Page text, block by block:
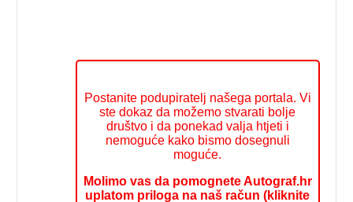
Postanite podupiratelj našega portala. Vi
ste dokaz da možemo stvarati bolje
društvo i da ponekad valja htjeti i
nemoguće kako bismo dosegnuli
moguće.
Molimo vas da pomognete Autograf.hr
uplatom priloga na naš račun (kliknite